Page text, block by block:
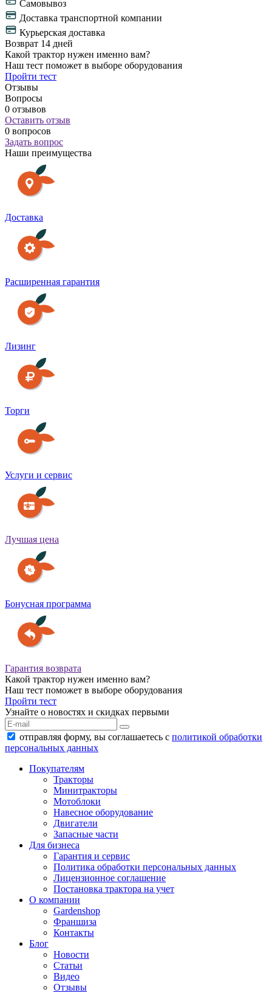
Самовывоз
Доставка транспортной компании
Курьерская доставка
Возврат 14 дней
Какой трактор нужен именно вам?
Наш тест поможет в выборе оборудования
Пройти тест
Отзывы
Вопросы
0 отзывов
Оставить отзыв
0 вопросов
Задать вопрос
Наши преимущества
Доставка
Расширенная гарантия
Лизинг
Торги
Услуги и сервис
Лучшая цена
Бонусная программа
Гарантия возврата
Какой трактор нужен именно вам?
Наш тест поможет в выборе оборудования
Пройти тест
Узнайте о новостях и скидках первыми
отправляя форму, вы соглашаетесь с политикой обработки
персональных данных
Покупателям
Тракторы
Минитракторы
Мотоблоки
Навесное оборудование
Двигатели
Запасные части
Для бизнеса
Гарантия и сервис
Политика обработки персональных данных
Лицензионное соглашение
Постановка трактора на учет
О компании
Gardenshop
Франшиза
Контакты
Блог
Новости
Статьи
Видео
Отзывы